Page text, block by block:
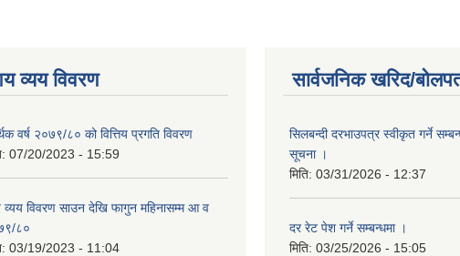
व्यय विवरण
वर्ष २०७९/८० को वित्तिय प्रगति विवरण
07/20/2023 - 15:59
विवरण साउन देखि फागुन महिनासम्म आ व
८०
03/19/2023 - 11:04
सार्वजनिक खरिद/
सिलबन्दी दरभाउपत्र स्वीकृत गर्ने
सूचना ।
मिति: 03/31/2026 - 12:37
दर रेट पेश गर्ने सम्बन्धमा ।
मिति: 03/25/2026 - 15:05